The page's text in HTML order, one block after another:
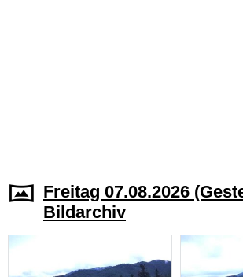
Freitag 07.08.2026
Bildarchiv